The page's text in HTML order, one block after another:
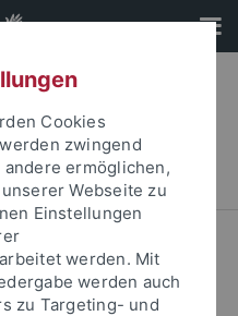
der
Cookies
zwingend
ermöglichen,
Webseite zu
Einstellungen
werden. Mit
werden auch
zu Targeting- und